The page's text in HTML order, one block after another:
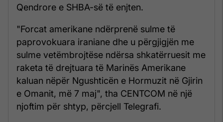
Qendrore e SHBA-së të enjten.
"Forcat amerikane ndërprenë sulme të
paprovokuara iraniane dhe u përgjigjën me
sulme vetëmbrojtëse ndërsa shkatërruesit me
raketa të drejtuara të Marinës Amerikane
kaluan nëpër Ngushticën e Hormuzit në Gjirin
e Omanit, më 7 maj", tha CENTCOM në një
njoftim për shtyp, përcjell Telegrafi.